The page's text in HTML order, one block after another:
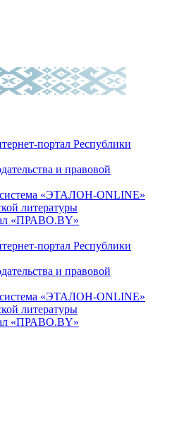
портал Республики
и правовой
«ЭТАЛОН-ONLINE»
литературы
«ПРАВО.BY»
портал Республики
и правовой
«ЭТАЛОН-ONLINE»
литературы
«ПРАВО.BY»